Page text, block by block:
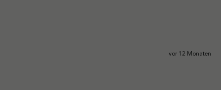
vor 12 Monaten